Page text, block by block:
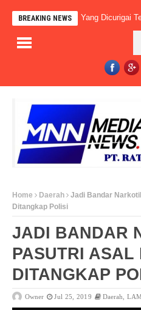
BREAKING NEWS
Pos-Pos Yang Dicurigai Terjadi
Home Daerah
Jadi Bandar
Ditangkap Polisi
JADI BANDAR
PASUTRI ASAL
DITANGKAP
Owner Jul 25, 2019 Daerah